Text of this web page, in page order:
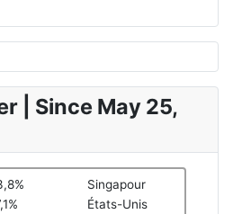
| Since May 25,
Singapour
États-Unis